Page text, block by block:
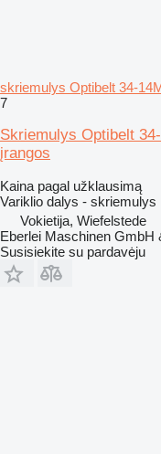
skriemulys Optibelt 34-
7
Skriemulys Optibelt
įrangos
Kaina pagal užklausimą
Variklio dalys - skriemulys
Vokietija, Wiefelstede
Eberlei Maschinen GmbH
Susisiekite su pardavėju